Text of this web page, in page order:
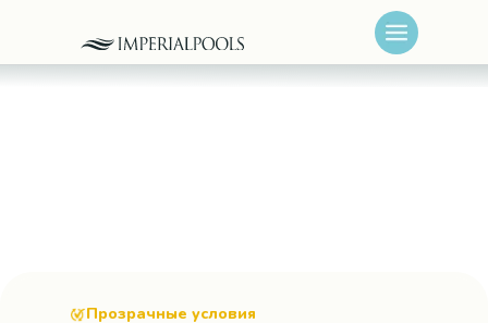
Прозрачные условия